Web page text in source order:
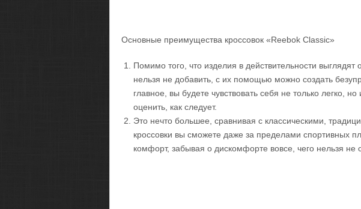
Основные преимущества кроссовок «Reebok Classic»
Помимо того, что изделия в действительности выглядят
нельзя не добавить, с их помощью можно создать
главное, вы будете чувствовать себя не только легко,
оценить, как следует.
Это нечто большее, сравнивая с классическими,
кроссовки вы сможете даже за пределами спортивных
комфорт, забывая о дискомфорте вовсе, чего нельзя не